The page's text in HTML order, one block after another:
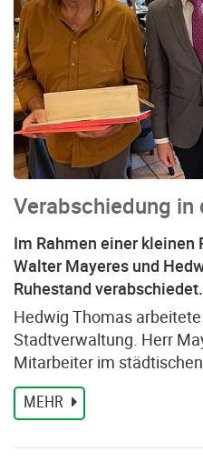
Verabschiedung in
Im Rahmen einer kleinen
Walter Mayeres und
Ruhestand verabschiedet.
Hedwig Thomas
Stadtverwaltung. Herr
Mitarbeiter im
MEHR